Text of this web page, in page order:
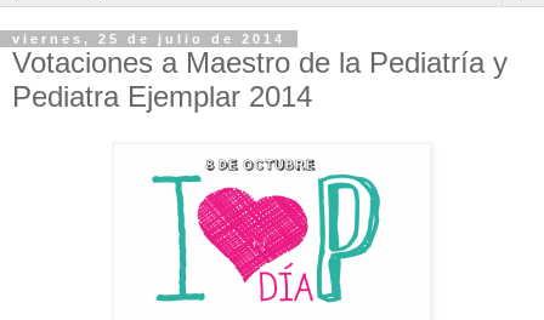
viernes, 25 de julio de 2014
Votaciones a Maestro de la Pediatría y
Pediatra Ejemplar 2014